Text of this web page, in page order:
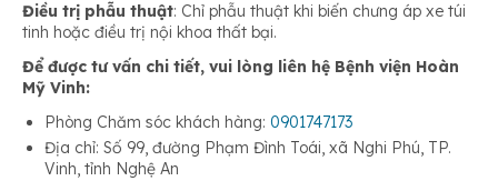
Điều trị phẫu thuật: Chỉ phẫu thuật khi biến chưng áp xe túi
tinh hoặc điều trị nội khoa thất bại.
Để được tư vấn chi tiết, vui lòng liên hệ Bệnh viện Hoàn
Mỹ Vinh:
Phòng Chăm sóc khách hàng: 0901747173
Địa chỉ: Số 99, đường Phạm Đình Toái, xã Nghi Phú, TP.
Vinh, tỉnh Nghệ An